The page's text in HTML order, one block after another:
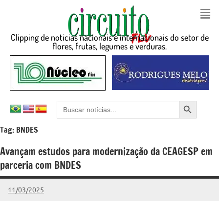
Clipping de noticias nacionais e internacionais do setor de
flores, frutas, legumes e verduras.
Search
for:
Search Button
Tag: BNDES
Avançam estudos para modernização da CEAGESP em
parceria com BNDES
11/03/2025
admin
Nenhum